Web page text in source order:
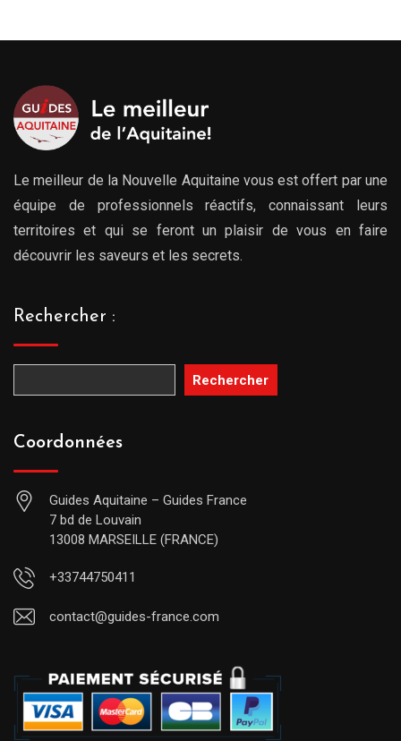
à
à
Le meilleur de la Nouvelle Aquitaine vous est offert par une
équipe de professionnels réactifs, connaissant leurs
territoires et qui se feront un plaisir de vous en faire
découvrir les saveurs et les secrets.
Rechercher :
Rechercher
Coordonnées
Guides Aquitaine – Guides France
7 bd de Louvain
13008 MARSEILLE (FRANCE)
+33744750411
contact@guides-france.com